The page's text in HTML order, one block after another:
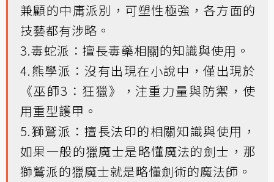
兼顧的中庸派別，可塑性極強，各方面的
技藝都有涉略。
3.毒蛇派：擅長毒藥相關的知識與使用。
4.熊學派：沒有出現在小說中，僅出現於
《巫師3：狂獵》，注重力量與防禦，使
用重型護甲。
5.獅鷲派：擅長法印的相關知識與使用，
如果一般的獵魔士是略懂魔法的劍士，那
獅鷲派的獵魔士就是略懂劍術的魔法師。